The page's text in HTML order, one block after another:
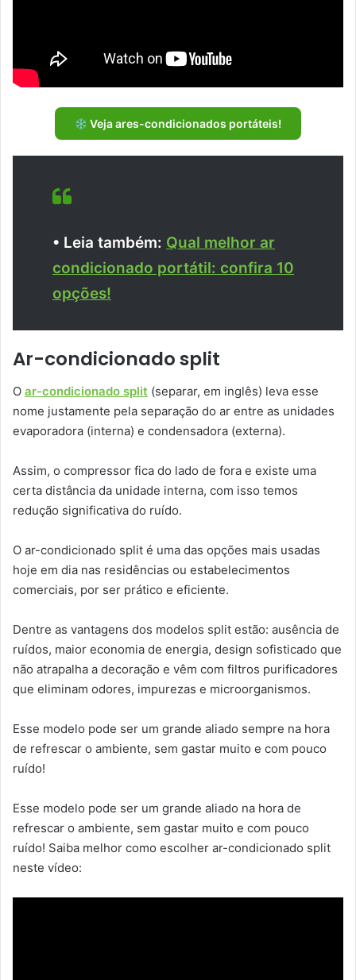
Veja ares-condicionados portáteis!
• Leia também: Qual melhor ar
condicionado portátil: confira 10
opções!
Ar-condicionado split
O ar-condicionado split (separar, em inglês) leva esse
nome justamente pela separação do ar entre as unidades
evaporadora (interna) e condensadora (externa).
Assim, o compressor fica do lado de fora e existe uma
certa distância da unidade interna, com isso temos
redução significativa do ruído.
O ar-condicionado split é uma das opções mais usadas
hoje em dia nas residências ou estabelecimentos
comerciais, por ser prático e eficiente.
Dentre as vantagens dos modelos split estão: ausência de
ruídos, maior economia de energia, design sofisticado que
não atrapalha a decoração e vêm com filtros purificadores
que eliminam odores, impurezas e microorganismos.
Esse modelo pode ser um grande aliado sempre na hora
de refrescar o ambiente, sem gastar muito e com pouco
ruído!
Esse modelo pode ser um grande aliado na hora de
refrescar o ambiente, sem gastar muito e com pouco
ruído! Saiba melhor como escolher ar-condicionado split
neste vídeo: